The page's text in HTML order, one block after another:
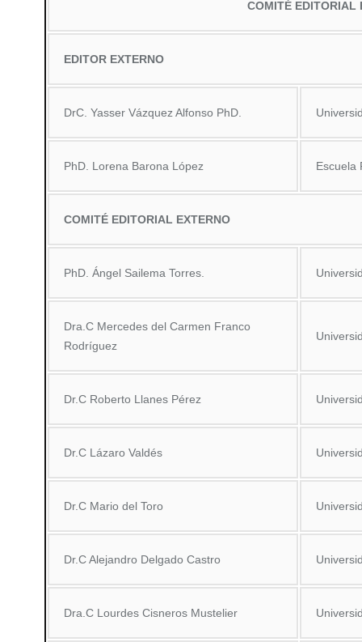
COMITÉ EDITORIAL
EDITOR EXTERNO
DrC. Yasser Vázquez Alfonso PhD.
PhD. Lorena Barona López Escuela
COMITÉ EDITORIAL EXTERNO
PhD. Ángel Sailema Torres.
Dra.C Mercedes del Carmen Franco
Rodríguez
Dr.C Roberto Llanes Pérez
Dr.C Lázaro Valdés
Dr.C Mario del Toro
Dr.C Alejandro Delgado Castro
Dra.C Lourdes Cisneros Mustelier